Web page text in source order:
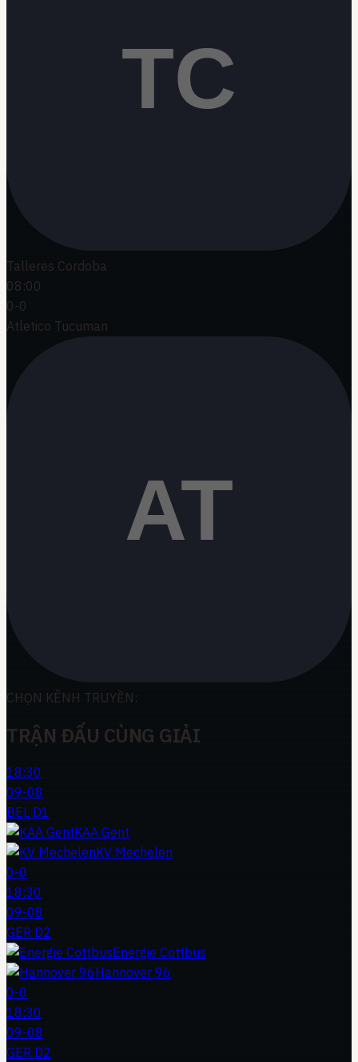
Talleres Cordoba
08:00
0-0
Atletico Tucuman
CHỌN KÊNH TRUYỀN:
TRẬN ĐẤU CÙNG GIẢI
18:30
09-08
BEL D1
KAA Gent
KV Mechelen
0-0
18:30
09-08
GER D2
Energie Cottbus
Hannover 96
0-0
18:30
09-08
GER D2